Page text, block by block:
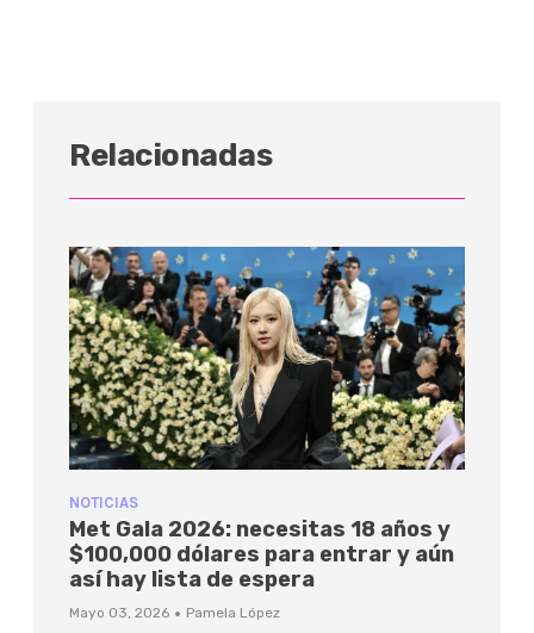
Relacionadas
NOTICIAS
Met Gala 2026: necesitas 18 años y
$100,000 dólares para entrar y aún
así hay lista de espera
Mayo 03, 2026 · Pamela López